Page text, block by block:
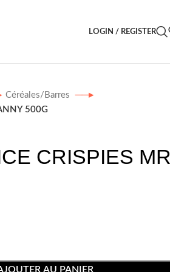
LOGIN / REGISTER
Céréales/Barres
500G
CRISPIES MR
AU PANIER